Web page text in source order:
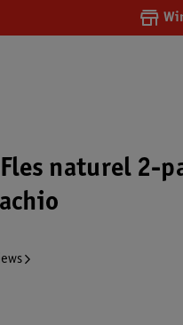
naturel 2-